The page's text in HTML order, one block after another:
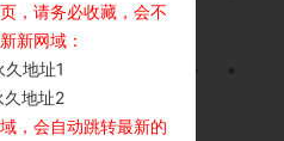
，请务必收藏，会不
新网域：
久地址1
久地址2
，会自动跳转最新的